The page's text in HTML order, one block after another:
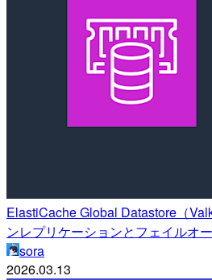
ElastiCache Global Datastore（
ンレプリケーションとフェイルオ
sora
2026.03.13